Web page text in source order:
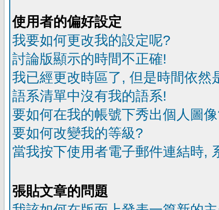
使用者的偏好設定
我要如何更改我的設定呢?
討論版顯示的時間不正確!
我已經更改時區了, 但是時間依然
語系清單中沒有我的語系!
要如何在我的帳號下秀出個人圖
要如何改變我的等級?
當我按下使用者電子郵件連結時,
張貼文章的問題